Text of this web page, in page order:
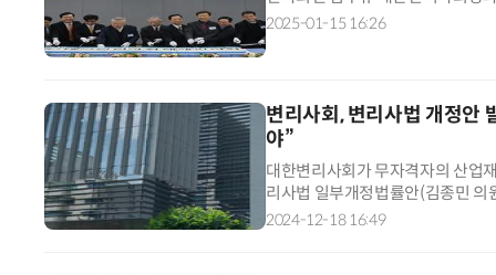
식재산협회장, 백만기 지식재산전
2025-01-15 16:26
변리사회, 변리사법 개정안
야”
대한변리사회가 무자격자의 산업
리사법 일부개정법률안(김종민 의
회는 18일 성명를 통해 “무자격자
2024-12-18 16:49